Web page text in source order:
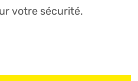
votre sécurité.